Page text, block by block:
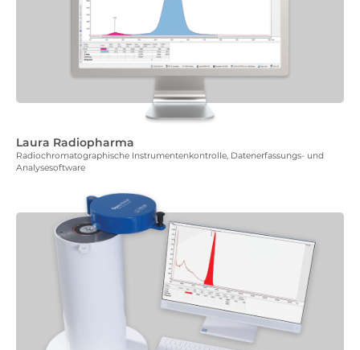
Laura Radiopharma
Radiochromatographische Instrumentenkontrolle, Datenerfassungs- und
Analysesoftware